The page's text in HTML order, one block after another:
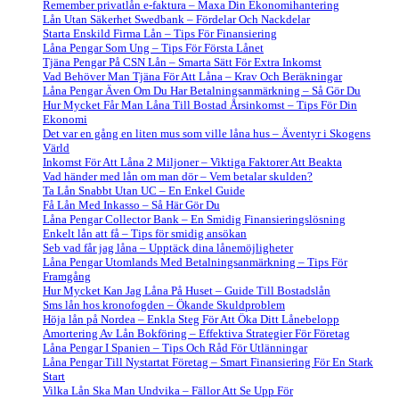
Remember privatlån e-faktura – Maxa Din Ekonomihantering
Lån Utan Säkerhet Swedbank – Fördelar Och Nackdelar
Starta Enskild Firma Lån – Tips För Finansiering
Låna Pengar Som Ung – Tips För Första Lånet
Tjäna Pengar På CSN Lån – Smarta Sätt För Extra Inkomst
Vad Behöver Man Tjäna För Att Låna – Krav Och Beräkningar
Låna Pengar Även Om Du Har Betalningsanmärkning – Så Gör Du
Hur Mycket Får Man Låna Till Bostad Årsinkomst – Tips För Din
Ekonomi
Det var en gång en liten mus som ville låna hus – Äventyr i Skogens
Värld
Inkomst För Att Låna 2 Miljoner – Viktiga Faktorer Att Beakta
Vad händer med lån om man dör – Vem betalar skulden?
Ta Lån Snabbt Utan UC – En Enkel Guide
Få Lån Med Inkasso – Så Här Gör Du
Låna Pengar Collector Bank – En Smidig Finansieringslösning
Enkelt lån att få – Tips för smidig ansökan
Seb vad får jag låna – Upptäck dina lånemöjligheter
Låna Pengar Utomlands Med Betalningsanmärkning – Tips För
Framgång
Hur Mycket Kan Jag Låna På Huset – Guide Till Bostadslån
Sms lån hos kronofogden – Ökande Skuldproblem
Höja lån på Nordea – Enkla Steg För Att Öka Ditt Lånebelopp
Amortering Av Lån Bokföring – Effektiva Strategier För Företag
Låna Pengar I Spanien – Tips Och Råd För Utlänningar
Låna Pengar Till Nystartat Företag – Smart Finansiering För En Stark
Start
Vilka Lån Ska Man Undvika – Fällor Att Se Upp För